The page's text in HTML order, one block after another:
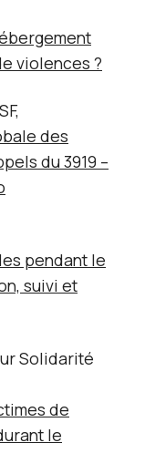
violences ?
des
du 3919 –
pendant le
suivi et
Solidarité
de
le